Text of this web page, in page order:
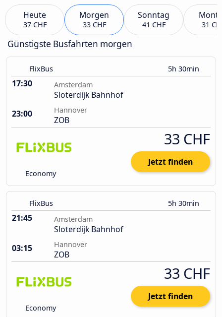
Heute
37 CHF
Morgen
33 CHF
Sonntag
41 CHF 31
Günstigste Busfahrten morgen
FlixBus 5h 30min
17:30 Amsterdam
Sloterdijk Bahnhof
23:00
Hannover
ZOB
Economy
33 CHF
Jetzt finden
FlixBus 5h 30min
21:45 Amsterdam
Sloterdijk Bahnhof
03:15
Hannover
ZOB
Economy
33 CHF
Jetzt finden